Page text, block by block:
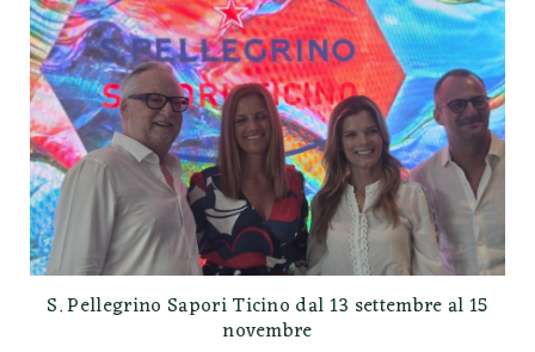
S. Pellegrino Sapori Ticino dal 13 settembre al 15
novembre